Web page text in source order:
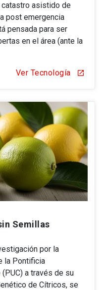
asistido de
post emergencia
pensada para ser
en el área (ante la
Ver Tecnología open_in_new
Semillas
por la
la Pontificia
a través de su
de Cítricos, se